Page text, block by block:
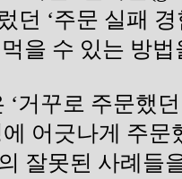
던 ‘주문 실패
을 수 있는 방
‘거꾸로 주문했
에 어긋나게 주
잘못된 사례들